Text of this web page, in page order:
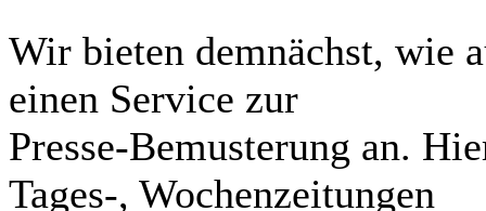
Wir bieten demnächst, wie
einen Service zur
Presse-Bemusterung an.
Tages-, Wochenzeitungen